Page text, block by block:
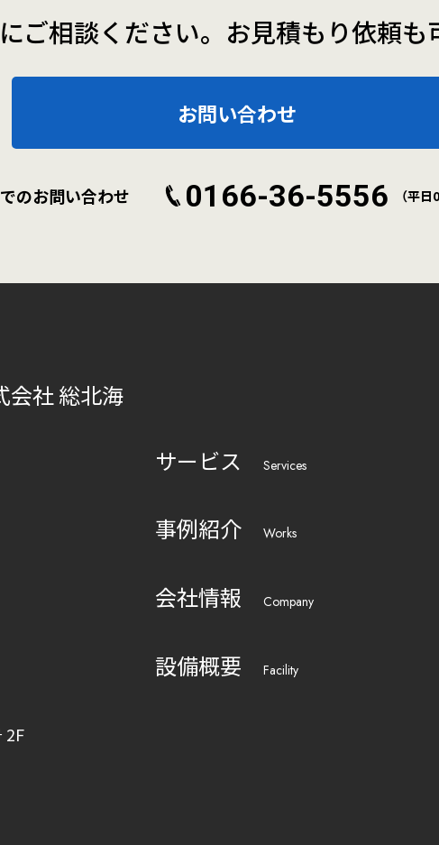
ご相談ください。 お見積もり依頼も
お問い合わせ
のお問い合わせ 0166-36-5556 （平
会社 総北海
2F
サービス Services
事例紹介 Works
会社情報 Company
設備概要 Facility